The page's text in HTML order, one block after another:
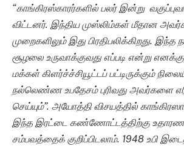
“காங்கிரஸ்காரர்களில் பலர் இன்று
விட்டனர். இந்திய முஸ்லிம்கள் மீதான
முறைகளிலும் இது பிரதிபலிக்கிறது. இந்த
சூழலை உருவாக்குவது எப்படி என்று
மக்கள் கிளர்ச்ச்சியூட்டப் பட்டிருக்கும்
நல்லெண்ண உபதேசம் புரிவது அவர்களை
செய்யும்”. அயோத்தி விசயத்தில்
இந்த இரட்டை கண்ணோட்டத்திற்கு
சம்பவத்தைக் குறிப்பிடலாம். 1948 உபி